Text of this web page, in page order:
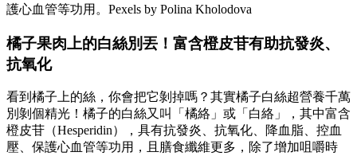
護心血管等功用。Pexels by Polina Kholodova
橘子果肉上的白絲別丟！富含橙皮苷有助抗發炎、
抗氧化
看到橘子上的絲，你會把它剝掉嗎？其實橘子白絲超營養千萬
別剝個精光！橘子的白絲又叫「橘絡」或「白絡」，其中富含
橙皮苷（Hesperidin），具有抗發炎、抗氧化、降血脂、控血
壓、保護心血管等功用，且膳食纖維更多，除了增加咀嚼時